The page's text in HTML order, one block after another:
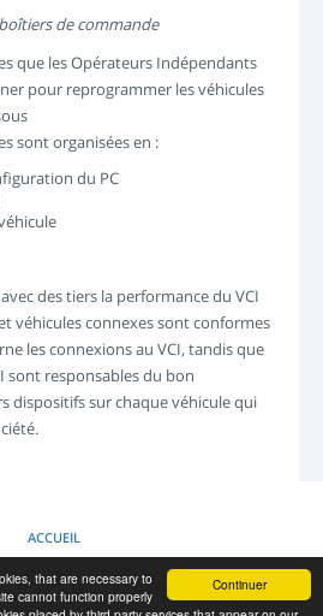
Continuer
that are necessary to
cannot function properly
de commande
que les Opérateurs Indépendants
pour reprogrammer les véhicules
sont organisées en :
du PC
des tiers la performance du VCI
véhicules connexes sont conformes
les connexions au VCI, tandis que
sont responsables du bon
dispositifs sur chaque véhicule qui
recommand
ACCUEIL
DES COOKIES